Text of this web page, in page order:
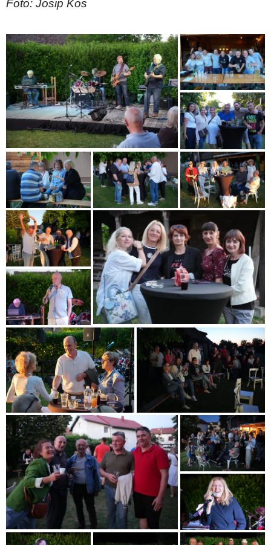
Foto: Josip Kos